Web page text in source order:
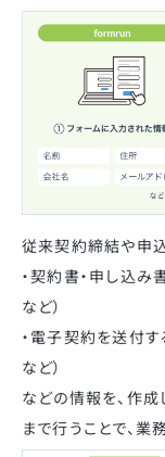
従来契約締結や申
・契約書・申し込み
など）
・電子契約を送付す
など）
などの情報を、作
まで行うことで、業